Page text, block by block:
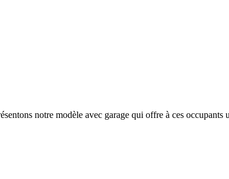
notre modèle avec garage qui offre à ces